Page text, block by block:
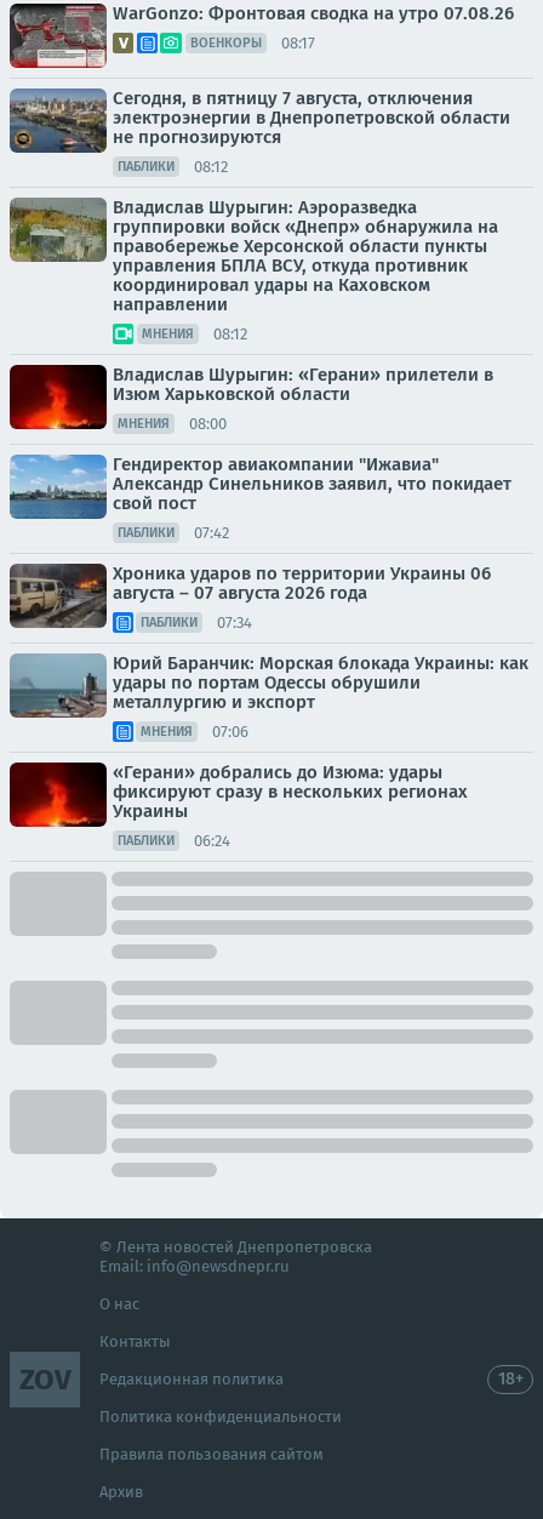
WarGonzo: Фронтовая сводка на утро 07.08.26
ВОЕНКОРЫ 08:17
Сегодня, в пятницу 7 августа, отключения
электроэнергии в Днепропетровской области
не прогнозируются
ПАБЛИКИ 08:12
Владислав Шурыгин: Аэроразведка
группировки войск «Днепр» обнаружила на
правобережье Херсонской области пункты
управления БПЛА ВСУ, откуда противник
координировал удары на Каховском
направлении
МНЕНИЯ 08:12
Владислав Шурыгин: «Герани» прилетели в
Изюм Харьковской области
МНЕНИЯ 08:00
Гендиректор авиакомпании "Ижавиа"
Александр Синельников заявил, что покидает
свой пост
ПАБЛИКИ 07:42
Хроника ударов по территории Украины 06
августа – 07 августа 2026 года
ПАБЛИКИ 07:34
Юрий Баранчик: Морская блокада Украины: как
удары по портам Одессы обрушили
металлургию и экспорт
МНЕНИЯ 07:06
«Герани» добрались до Изюма: удары
фиксируют сразу в нескольких регионах
Украины
ПАБЛИКИ 06:24
ZOV
© Лента новостей Днепропетровска
Email: info@newsdnepr.ru
О нас
Контакты
Редакционная политика
Политика конфиденциальности
Правила пользования сайтом
Архив
18+